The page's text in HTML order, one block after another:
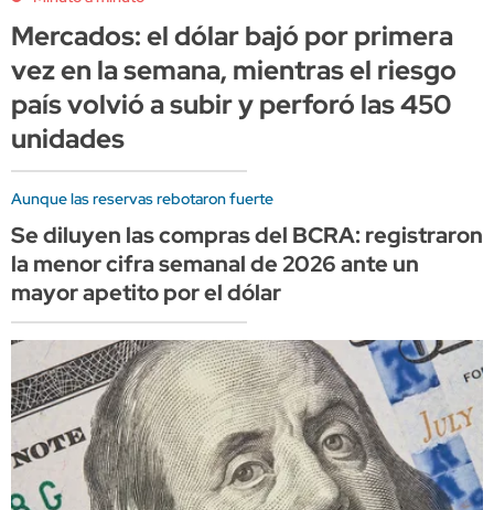
Mercados: el dólar bajó por primera
vez en la semana, mientras el riesgo
país volvió a subir y perforó las 450
unidades
Aunque las reservas rebotaron fuerte
Se diluyen las compras del BCRA: registraron
la menor cifra semanal de 2026 ante un
mayor apetito por el dólar